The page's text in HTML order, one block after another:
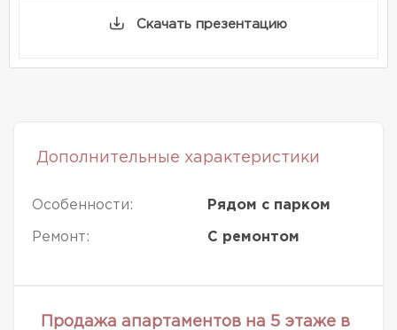
Скачать презентацию
Дополнительные характеристики
Особенности: Рядом с парком
Ремонт: С ремонтом
Продажа апартаментов на 5 этаже в